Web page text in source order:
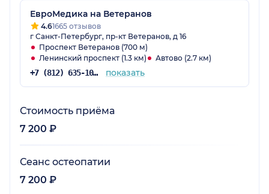
ЕвроМедика на Ветеранов
4.61665 отзывов
г Санкт-Петербург, пр-кт Ветеранов, д 16
Проспект Ветеранов (700 м)
Ленинский проспект (1.3 км)
Автово (2.7 км)
+7 (812) 635-10-38 показать
Стоимость приёма
7 200 ₽
Сеанс остеопатии
7 200 ₽